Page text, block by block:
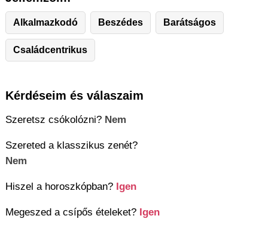
Alkalmazkodó Beszédes Barátságos
Családcentrikus
Kérdéseim és válaszaim
Szeretsz csókolózni? Nem
Szereted a klasszikus zenét?
Nem
Hiszel a horoszkópban? Igen
Megeszed a csípős ételeket? Igen